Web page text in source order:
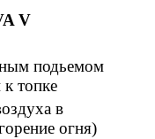
V
подьемом
топке
в
огня)